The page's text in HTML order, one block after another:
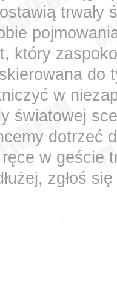
który
do
w
światowej
dotrzeć
w geście
zgłoś